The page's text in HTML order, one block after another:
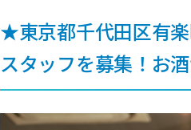
★東京都千代田区有
スタッフを募集！お